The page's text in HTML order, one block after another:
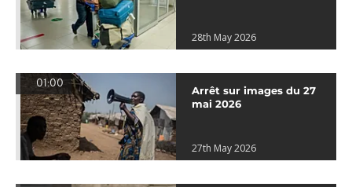
28th May 2026
01:00
Arrêt sur images du 27
mai 2026
27th May 2026